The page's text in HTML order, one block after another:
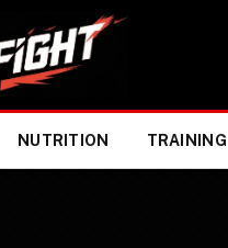
NUTRITION TRAINING